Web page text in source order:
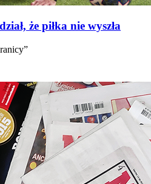
że piłka nie wyszła